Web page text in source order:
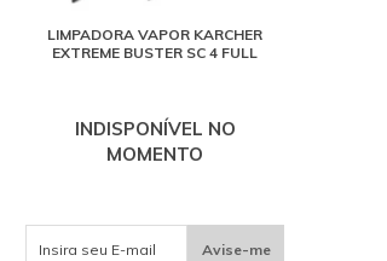
LIMPADORA VAPOR KARCHER
EXTREME BUSTER SC 4 FULL
INDISPONÍVEL NO
MOMENTO
Avise-me